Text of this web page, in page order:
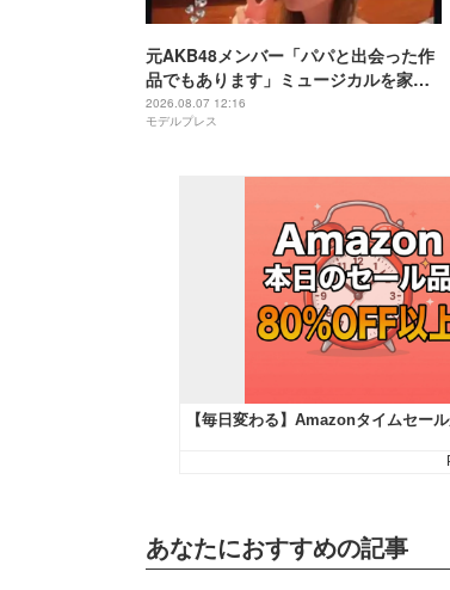
元AKB48メンバー「パパと出会った作
品でもあります」ミュージカルを家族
で観賞 集合ショットに「胸アツ」「娘
も一緒になんて感慨深い」の声
2026.08.07 12:16
モデルプレス
あなたにおすすめの記事